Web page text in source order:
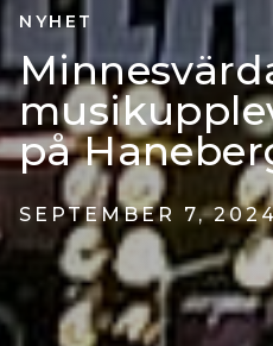
på
NYHET
SEPTEMBER 7,